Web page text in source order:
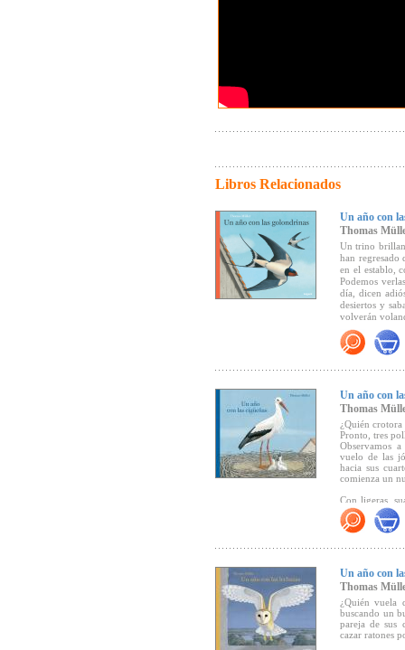
Libros Relacionados
Un año con
Thomas
Un trino
han regresado
en el establo,
Podemos
día, dicen
desiertos y
volverán
abrir para
"Un álbum
Un año con
Thomas
¿Quién crotora
Pronto, tres
Observamos
vuelo de las
hacia sus
comienza un
Con ligeras,
queridas aves
Un año con
Thomas
¿Quién vuela
buscando un
pareja de sus
cazar ratones